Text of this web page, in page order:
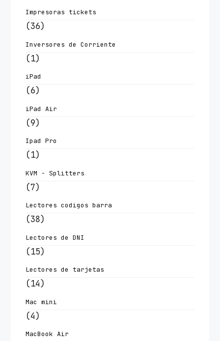
Impresoras tickets
(36)
Inversores de Corriente
(1)
iPad
(6)
iPad Air
(9)
Ipad Pro
(1)
KVM - Splitters
(7)
Lectores codigos barra
(38)
Lectores de DNI
(15)
Lectores de tarjetas
(14)
Mac mini
(4)
MacBook Air